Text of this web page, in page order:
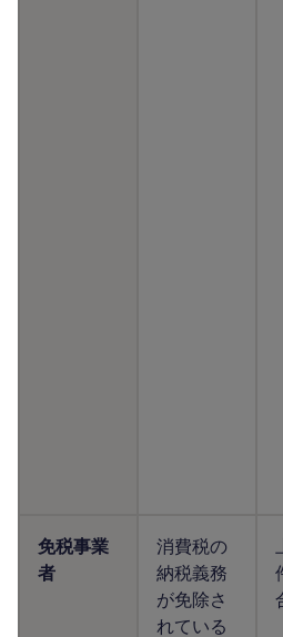
免税事業
者
消費税の
納税義務
が免除さ
れている